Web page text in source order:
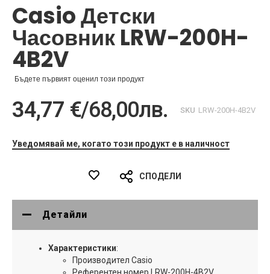
на
галерия
със
снимки
Casio Детски
Часовник LRW-200H-
4B2V
Бъдете първият оценил този продукт
34,77 €/68,00лв. SKU LRW-200H-4B2V
Уведомявай ме, когато този продукт е в наличност
СПОДЕЛИ
Детайли
Характеристики:
Производител Casio
Референтен номер LRW-200H-4B2V